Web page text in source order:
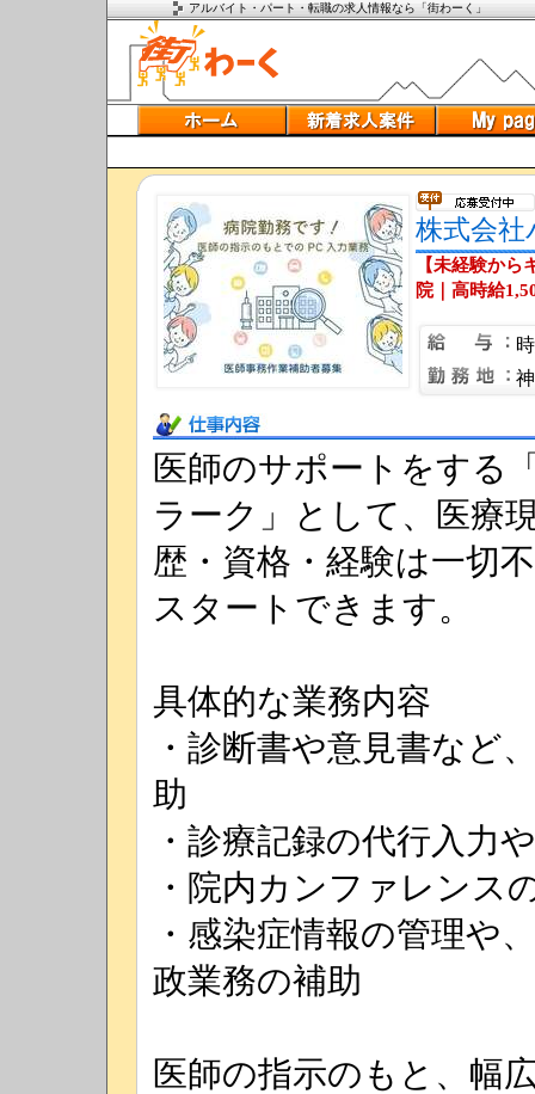
アルバイト・パート・転職の求人情報なら「街わーく」
株式会
【未経験か
院｜高時給
仕事内容
医師のサポートをする
ラーク」として、医療
歴・資格・経験は一切
スタートできます。
具体的な業務内容
・診断書や意見書など
助
・診療記録の代行入力
・院内カンファレンス
・感染症情報の管理や
政業務の補助
医師の指示のもと、幅